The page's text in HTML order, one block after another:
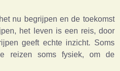
nu begrijpen en de toekomst
het leven is een reis, door
geeft echte inzicht. Soms
reizen soms fysiek, om de